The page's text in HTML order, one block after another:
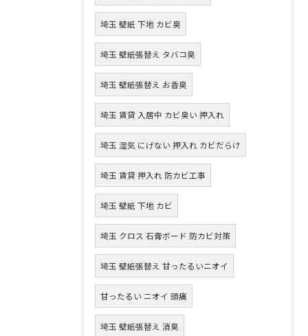
埼玉 壁紙 下地 カビ臭
埼玉 壁紙張替え タバコ臭
埼玉 壁紙張替え お香臭
埼玉 賃貸 入居中 カビ臭い 押入れ
埼玉 湿気 にげない 押入れ カビだらけ
埼玉 賃貸 押入れ 防カビ工事
埼玉 壁紙 下地 カビ
埼玉 クロス 石膏ボード 防カビ対策
埼玉 壁紙張替え 甘ったるいニオイ
甘ったるい ニオイ 頭痛
埼玉 壁紙張替え 消臭